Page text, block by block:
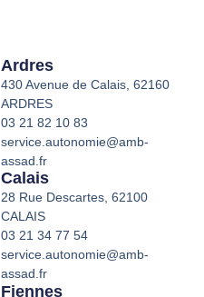
Ardres
430 Avenue de Calais, 62160
ARDRES
03 21 82 10 83
service.autonomie@amb-
assad.fr
Calais
28 Rue Descartes, 62100
CALAIS
03 21 34 77 54
service.autonomie@amb-
assad.fr
Fiennes